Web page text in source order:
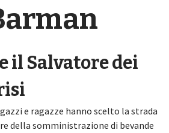
il Salvatore dei
e ragazze hanno scelto la strada
della somministrazione di bevande